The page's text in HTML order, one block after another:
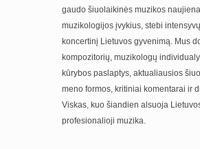
gaudo šiuolaikinės muzikos
muzikologijos įvykius, stebi intensyvų
koncertinį Lietuvos gyvenimą. Mus
kompozitorių, muzikologų
kūrybos paslaptys, aktualiausios
meno formos, kritiniai komentarai ir
Viskas, kuo šiandien alsuoja
profesionalioji muzika.